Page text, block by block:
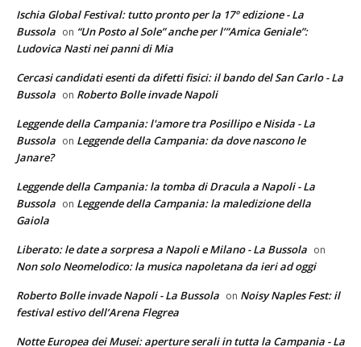
Ischia Global Festival: tutto pronto per la 17° edizione - La
Bussola on “Un Posto al Sole” anche per l’”Amica Geniale”:
Ludovica Nasti nei panni di Mia
Cercasi candidati esenti da difetti fisici: il bando del San Carlo - La
Bussola on Roberto Bolle invade Napoli
Leggende della Campania: l'amore tra Posillipo e Nisida - La
Bussola on Leggende della Campania: da dove nascono le
Janare?
Leggende della Campania: la tomba di Dracula a Napoli - La
Bussola on Leggende della Campania: la maledizione della
Gaiola
Liberato: le date a sorpresa a Napoli e Milano - La Bussola on
Non solo Neomelodico: la musica napoletana da ieri ad oggi
Roberto Bolle invade Napoli - La Bussola on Noisy Naples Fest: il
festival estivo dell’Arena Flegrea
Notte Europea dei Musei: aperture serali in tutta la Campania - La